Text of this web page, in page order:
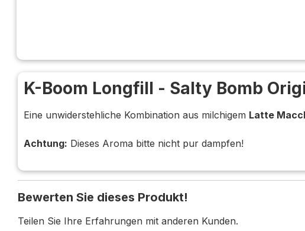
K-Boom Longfill - Salty Bomb
Eine unwiderstehliche Kombination aus milchigem Latte
Achtung: Dieses Aroma bitte nicht pur dampfen!
Bewerten Sie dieses Produkt!
Teilen Sie Ihre Erfahrungen mit anderen Kunden.